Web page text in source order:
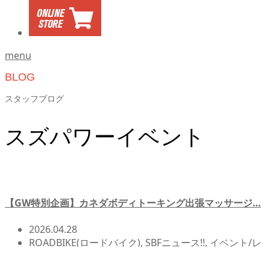
menu
BLOG
スタッフブログ
スズパワーイベント
【GW特別企画】カネダボディトーキング出張マッサージ…
2026.04.28
ROADBIKE(ロードバイク), SBFニュース!!, イベント/レ